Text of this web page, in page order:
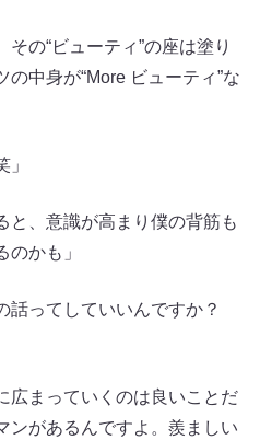
の“ビューティ”の座は塗り
中身が“More ビューティ”な
と、意識が高まり僕の背筋も
かも」
ってしていいんですか？
広まっていくのは良いことだ
ンがあるんですよ。羨ましい